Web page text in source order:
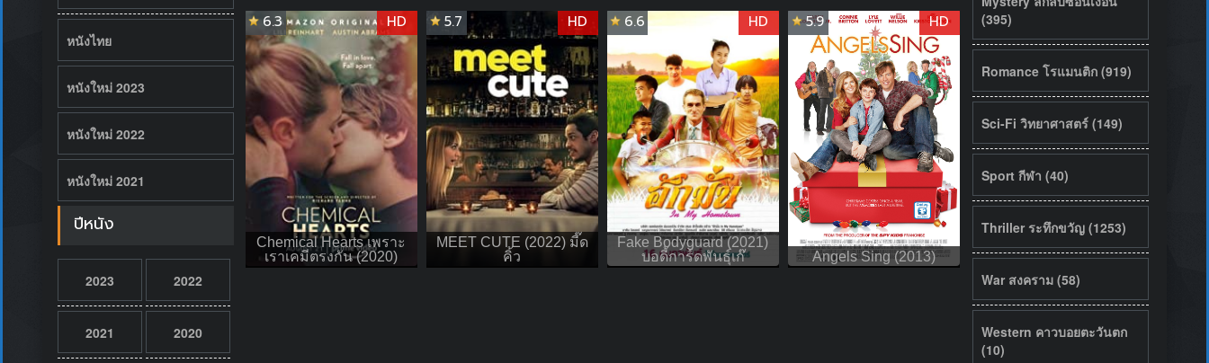
หนังไทย
หนังใหม่ 2023
หนังใหม่ 2022
หนังใหม่ 2021
ปีหนัง
2023 2022
2021 2020
Chemical Hearts เพราะ
เราเคมีตรงกัน (2020)
6.3 HD
MEET CUTE (2022) มี๊ด
คิ้ว
5.7 HD
Fake Bodyguard (2021)
บอดี้การ์ดพันธุ์เก๊
6.6 HD
Angels Sing (2013)
5.9 HD
(395)
Romance โรแมนติก (919)
Sci-Fi วิทยาศาสตร์ (149)
Sport กีฬา (40)
Thriller ระทึกขวัญ (1253)
War สงคราม (58)
Western คาวบอยตะวันตก
(10)